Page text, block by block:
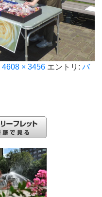
4608 × 3456 エントリ: バ